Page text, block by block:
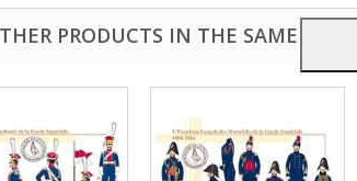
PRODUCTS IN THE SAME